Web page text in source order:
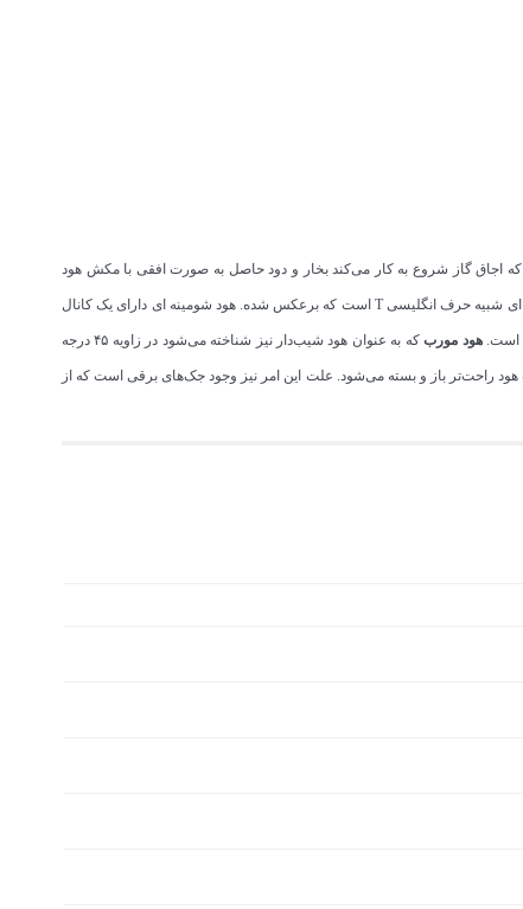
که اجاق گاز شروع به کار می‌کند بخار و دود حاصل به صورت افقی با مکش هود
از اولین مدل های هود تولید شده است و از ابتدا که هود وارد آشپزخانه ها شد، از این مدل استفاده می شد. شکل ظاهری و کلی هود شومینه ای شبیه حرف انگلیسی T است که برعکس شده. هود شومینه ای دارای یک کانال
است.هود مورب که به عنوان هود شیب‌دار نیز شناخته می‌شود در زاویه ۴۵ درجه
راحت‌تر باز و بسته می‌شود. علت این امر نیز وجود جک‌های برقی است که از